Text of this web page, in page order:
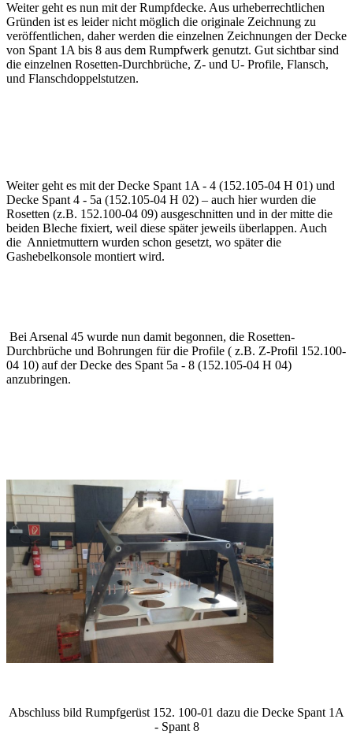
Weiter geht es nun mit der Rumpfdecke. Aus urheberrechtlichen
Gründen ist es leider nicht möglich die originale Zeichnung zu
veröffentlichen, daher werden die einzelnen Zeichnungen der Decke
von Spant 1A bis 8 aus dem Rumpfwerk genutzt. Gut sichtbar sind
die einzelnen Rosetten-Durchbrüche, Z- und U- Profile, Flansch,
und Flanschdoppelstutzen.
Weiter geht es mit der Decke Spant 1A - 4 (152.105-04 H 01) und
Decke Spant 4 - 5a (152.105-04 H 02) – auch hier wurden die
Rosetten (z.B. 152.100-04 09) ausgeschnitten und in der mitte die
beiden Bleche fixiert, weil diese später jeweils überlappen. Auch
die Annietmuttern wurden schon gesetzt, wo später die
Gashebelkonsole montiert wird.
Bei Arsenal 45 wurde nun damit begonnen, die Rosetten-
Durchbrüche und Bohrungen für die Profile ( z.B. Z-Profil 152.100-
04 10) auf der Decke des Spant 5a - 8 (152.105-04 H 04)
anzubringen.
Abschluss bild Rumpfgerüst 152. 100-01 dazu die Decke Spant 1A
- Spant 8